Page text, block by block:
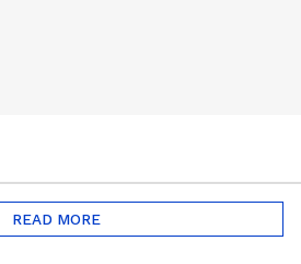
READ MORE